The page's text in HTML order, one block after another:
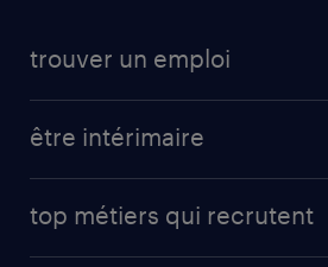
trouver un emploi
être intérimaire
app talent / portail web
top métiers qui recrutent